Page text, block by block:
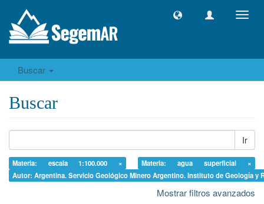
Buscar
Buscar
Ir
Materia: escala 1:100.000 ×
Materia: agua superficial ×
Autor: Argentina. Servicio Geológico Minero Argentino. Instituto de Geología y
Mostrar filtros avanzados